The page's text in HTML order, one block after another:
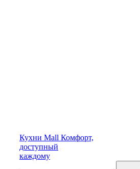
Кухни Mall Комфорт,
доступный
каждому